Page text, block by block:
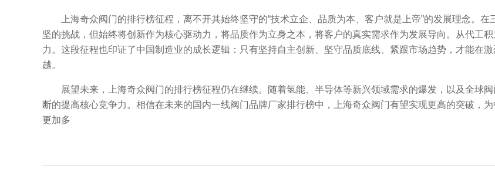
上海奇众阀门的排行榜征程，离不开其始终坚守的“技术立企、品质为本、客户就是上帝”的发展理念。在
坚的挑战，但始终将创新作为核心驱动力，将品质作为立身之本，将客户的真实需求作为发展导向。从代工
力。这段征程也印证了中国制造业的成长逻辑：只有坚持自主创新、坚守品质底线、紧跟市场趋势，才能在激
越。
展望未来，上海奇众阀门的排行榜征程仍在继续。随着氢能、半导体等新兴领域需求的爆发，以及全球
断的提高核心竞争力。相信在未来的国内一线阀门品牌厂家排行榜中，上海奇众阀门有望实现更高的突破，
更加多